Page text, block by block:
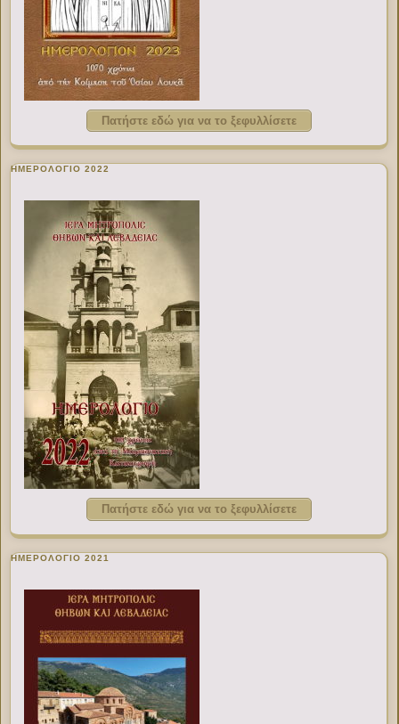
Πατήστε εδώ για να το ξεφυλλίσετε
ΗΜΕΡΟΛΟΓΙΟ 2022
Πατήστε εδώ για να το ξεφυλλίσετε
ΗΜΕΡΟΛΟΓΙΟ 2021